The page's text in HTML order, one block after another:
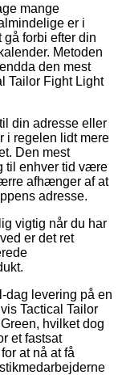
mange
er i
forbi efter din
Metoden
den mest
Tailor Fight Light
din adresse eller
i regelen lidt mere
Den mest
til enhver tid være
afhænger af at
adresse.
vigtig når du har
er det ret
dag levering på en
Tactical Tailor
hvilket dog
et fastsat
at nå at få